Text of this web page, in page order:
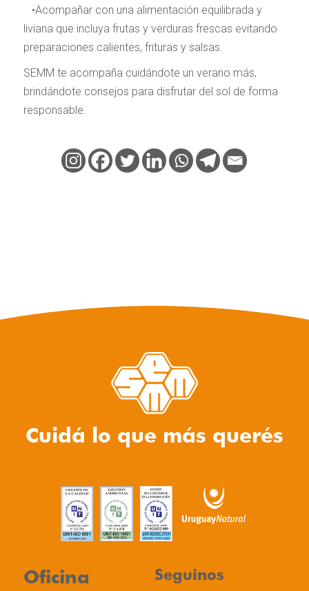
•Acompañar con una alimentación equilibrada y
liviana que incluya frutas y verduras frescas evitando
preparaciones calientes, frituras y salsas.
SEMM te acompaña cuidándote un verano más,
brindándote consejos para disfrutar del sol de forma
responsable.
Cuidá lo que más querés
Oficina
Seguinos